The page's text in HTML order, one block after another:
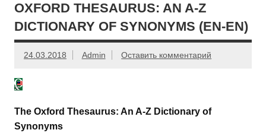
OXFORD THESAURUS: AN A-Z
DICTIONARY OF SYNONYMS (EN-EN)
24.03.2018 Admin Оставить комментарий
The Oxford Thesaurus: An A-Z Dictionary of
Synonyms